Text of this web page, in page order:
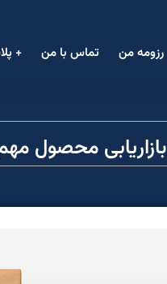
رزومه من تماس با من +
بازاریابی محصول